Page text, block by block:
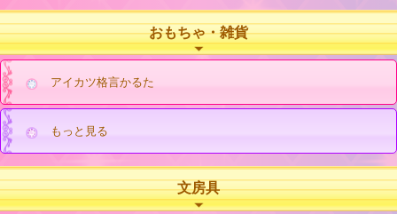
おもちゃ・雑貨
アイカツ格言かるた
もっと見る
文房具